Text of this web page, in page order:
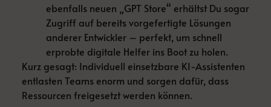
ebenfalls neuen „GPT Store“ erhältst Du sogar
Zugriff auf bereits vorgefertigte Lösungen
anderer Entwickler – perfekt, um schnell
erprobte digitale Helfer ins Boot zu holen.
Kurz gesagt: Individuell einsetzbare KI-Assistenten
entlasten Teams enorm und sorgen dafür, dass
Ressourcen freigesetzt werden können.